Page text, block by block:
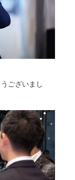
ございまし